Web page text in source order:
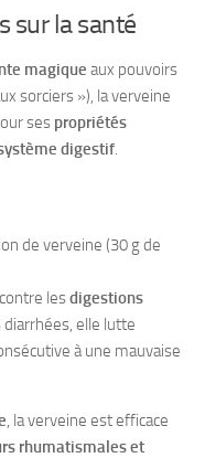
sur la santé
magique aux pouvoirs
sorciers »), la verveine
ses propriétés
digestif.
de verveine (30 g de
lesdigestions
elle lutte
à une mauvaise
, la verveine est efficace
rhumatismales et